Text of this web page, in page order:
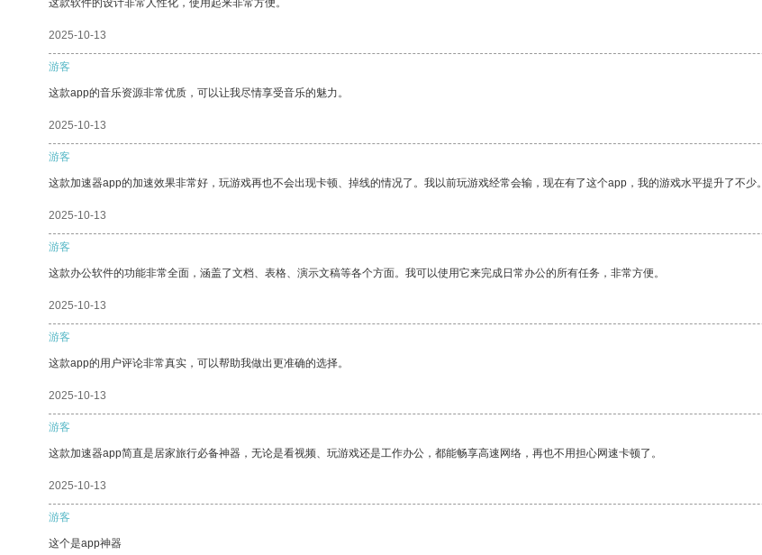
这款软件的设计非常人性化，使用起来非常方便。
2025-10-13
游客
这款app的音乐资源非常优质，可以让我尽情享受音乐的魅力。
2025-10-13
游客
这款加速器app的加速效果非常好，玩游戏再也不会出现卡顿、掉线的情况了。我以前玩游戏经常会输，现在有了这个app，我的游戏水平提升了不少。
2025-10-13
游客
这款办公软件的功能非常全面，涵盖了文档、表格、演示文稿等各个方面。我可以使用它来完成日常办公的所有任务，非常方便。
2025-10-13
游客
这款app的用户评论非常真实，可以帮助我做出更准确的选择。
2025-10-13
游客
这款加速器app简直是居家旅行必备神器，无论是看视频、玩游戏还是工作办公，都能畅享高速网络，再也不用担心网速卡顿了。
2025-10-13
游客
这个是app神器